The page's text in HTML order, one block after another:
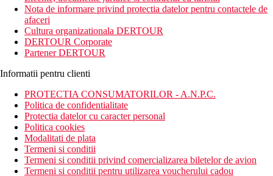
farmecul pitoresc pentru o vacanta cu adevarat relaxanta. Hotelul
se remarca prin eleganta, confort, astfel incat pentru a va face
experienta cu adevarat exceptionala.
Distanta
50 km distanta de Aeroportul International Abeid Amani
Karume
Descrierea camerei
Camerele dispun de:
uscator de par
toaleta
dus sau cada
balcon / terasa
Nota de informare privind protectia datelor pentru contactele de
afaceri
Cultura organizationala DERTOUR
DERTOUR Corporate
Partener DERTOUR
Informatii pentru clienti
PROTECTIA CONSUMATORILOR - A.N.P.C.
Politica de confidentialitate
Protectia datelor cu caracter personal
Politica cookies
Modalitati de plata
Termeni si conditii
Termeni si conditii privind comercializarea biletelor de avion
Termeni si conditii pentru utilizarea voucherului cadou